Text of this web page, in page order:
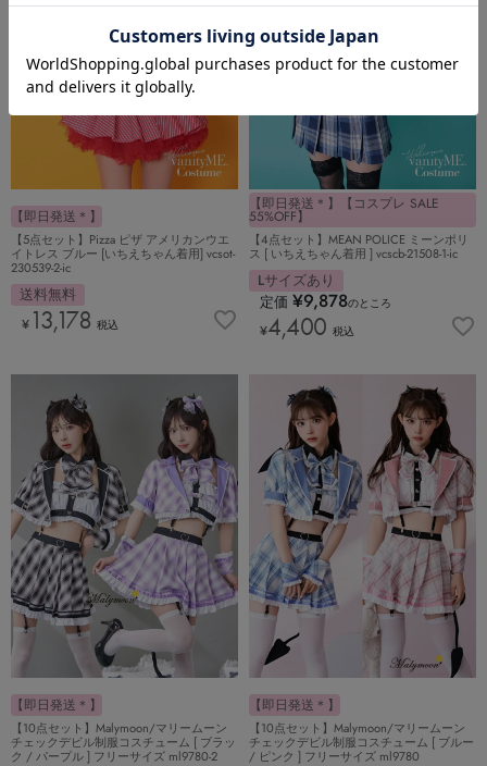
【即日発送＊】
【5点セット】Pizza ピザ アメリカンウエ
イトレス ブルー [いちえちゃん着用] vcsot-
230539-2-ic
送料無料
¥ 13,178 税込
【即日発送＊】【コスプレ SALE
55%OFF】
【4点セット】MEAN POLICE ミーンポリ
ス [ いちえちゃん着用 ] vcscb-21508-1-ic
Lサイズあり
定価 ¥9,878のところ
¥4,400 税込
【即日発送＊】
【10点セット】Malymoon/マリームーン
チェックデビル制服コスチューム [ ブラッ
ク / パープル ] フリーサイズ ml9780-2
【即日発送＊】
【10点セット】Malymoon/マリームーン
チェックデビル制服コスチューム [ ブルー
/ ピンク ] フリーサイズ ml9780